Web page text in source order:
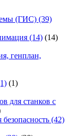
(ГИС) (39)
(14) (14)
генплан,
(1)
для станков с
(42)